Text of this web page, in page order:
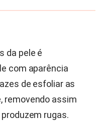
da pele é
com aparência
de esfoliar as
removendo assim
rugas.